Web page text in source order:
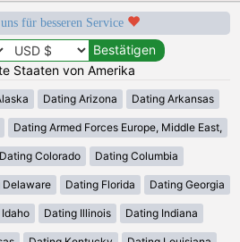
für besseren Service
Staaten von Amerika
Dating Arizona Dating Arkansas
Dating Armed Forces Europe, Middle East,
Dating Colorado Dating Columbia
Delaware Dating Florida Dating Georgia
Dating Illinois Dating Indiana